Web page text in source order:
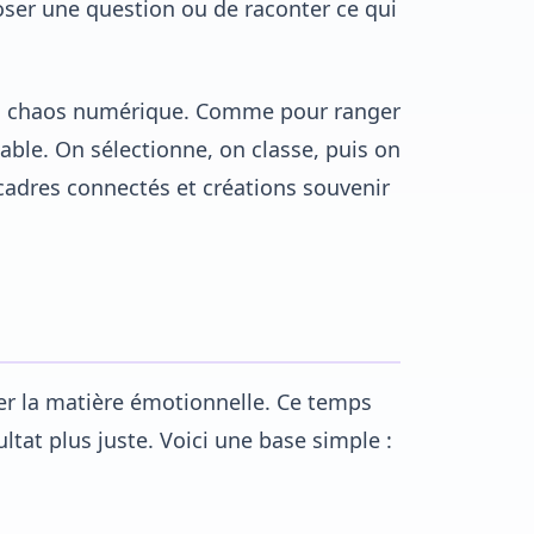
une question ou de raconter ce qui
chaos numérique. Comme pour ranger
On sélectionne, on classe, puis on
connectés et créations souvenir
la matière émotionnelle. Ce temps
plus juste. Voici une base simple :